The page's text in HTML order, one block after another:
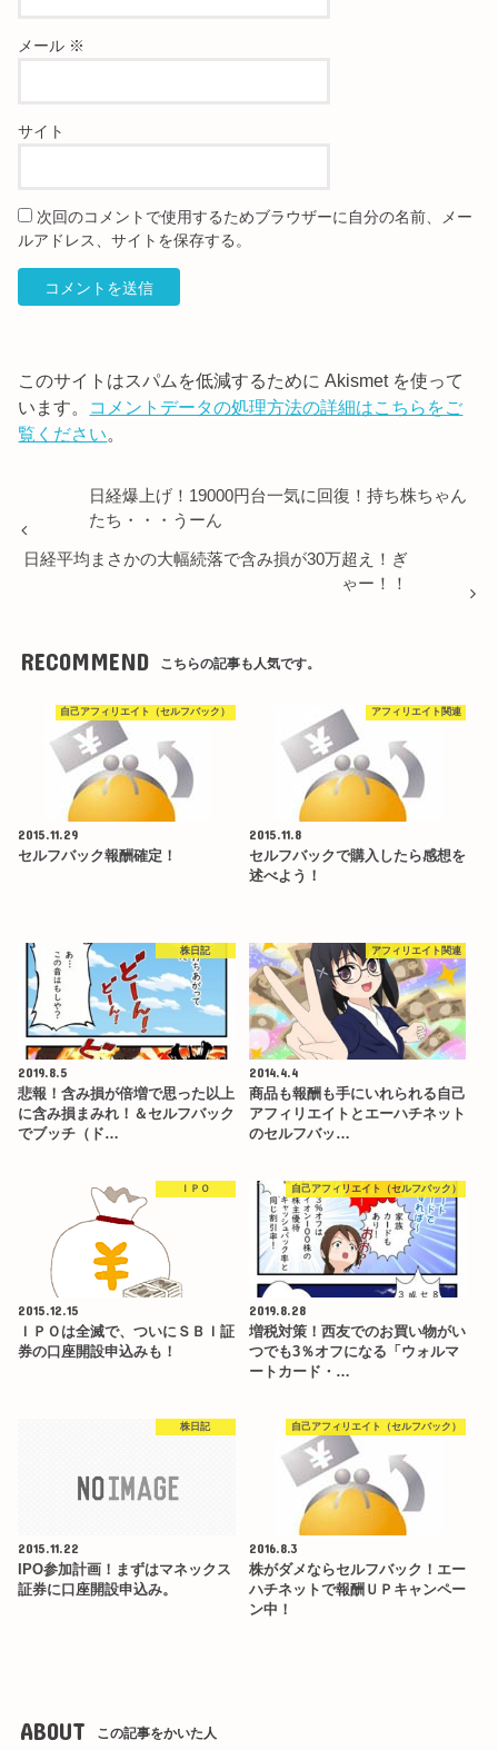
メール ※
サイト
次回のコメントで使用するためブラウザーに自分の名前、メー
ルアドレス、サイトを保存する。
このサイトはスパムを低減するために Akismet を使って
います。 コメントデータの処理方法の詳細はこちらをご
覧ください。
日経爆上げ！19000円台一気に回復！持ち株ちゃん
たち・・・うーん
日経平均まさかの大幅続落で含み損が30万超え！ぎ
ゃー！！
RECOMMEND こちらの記事も人気です。
自己アフィリエイト（セルフバック）
2015.11.29
セルフバック報酬確定！
アフィリエイト関連
2015.11.8
セルフバックで購入したら感想を
述べよう！
株日記
2019.8.5
悲報！含み損が倍増で思った以上
に含み損まみれ！＆セルフバック
でブッチ（ド…
アフィリエイト関連
2014.4.4
商品も報酬も手にいれられる自己
アフィリエイトとエーハチネット
のセルフバッ…
ＩＰＯ
2015.12.15
ＩＰＯは全滅で、ついにＳＢＩ証
券の口座開設申込みも！
自己アフィリエイト（セルフバック）
2019.8.28
増税対策！西友でのお買い物がい
つでも3％オフになる「ウォルマ
ートカード・…
株日記
2015.11.22
IPO参加計画！まずはマネックス
証券に口座開設申込み。
自己アフィリエイト（セルフバック）
2016.8.3
株がダメならセルフバック！エー
ハチネットで報酬ＵＰキャンペー
ン中！
ABOUT この記事をかいた人